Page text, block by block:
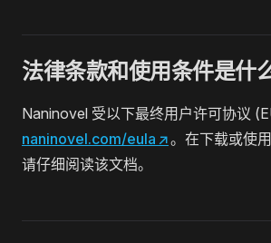
法律条款和使用条件是什
Naninovel 受以下最终用户许可协议
naninovel.com/eula↗。在下载或使
请仔细阅读该文档。